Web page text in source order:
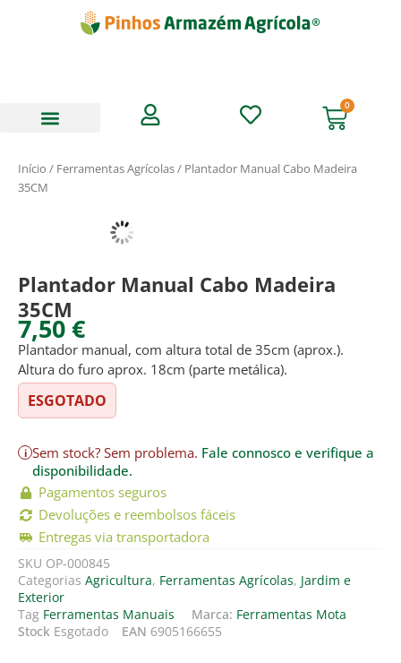
0
Cart
Início / Ferramentas Agrícolas/ Plantador Manual Cabo Madeira
35CM
Plantador Manual Cabo Madeira
35CM
7,50€
Plantador manual, com altura total de 35cm (aprox.).
Altura do furo aprox. 18cm (parte metálica).
ESGOTADO
i Sem stock? Sem problema. Fale connosco e verifique a
disponibilidade.
Pagamentos seguros
Devoluções e reembolsos fáceis
Entregas via transportadora
SKU OP-000845
Categorias Agricultura, Ferramentas Agrícolas, Jardim e
Exterior
Tag Ferramentas Manuais Marca: Ferramentas Mota
Stock Esgotado EAN 6905166655